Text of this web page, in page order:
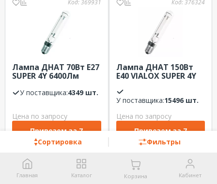
Сортировка Фильтры
Код:369931
Лампа ДНАТ 70Вт Е27
SUPER 4Y 6400Лм
У поставщика: 4349 шт.
Цена по запросу
Привезем за 7
дней
Код:376324
Лампа ДНАТ 150Вт
Е40 VIALOX SUPER 4Y
У поставщика:
15496 шт.
Цена по запросу
Привезем за 7
дней
Код:376261 366683
Главная Каталог Корзина Кабинет